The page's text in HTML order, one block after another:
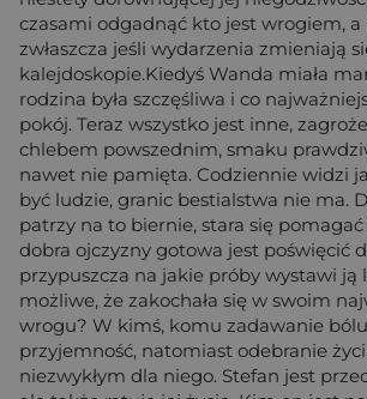
czasami odgadnąć kto jest wrogiem,
zwłaszcza jeśli wydarzenia zmieniają
kalejdoskopie.Kiedyś Wanda miała
rodzina była szczęśliwa i co
pokój. Teraz wszystko jest inne,
chlebem powszednim, smaku
nawet nie pamięta. Codziennie widzi
być ludzie, granic bestialstwa nie ma.
patrzy na to biernie, stara się
dobra ojczyzny gotowa jest poświęcić
przypuszcza na jakie próby wystawi ją
możliwe, że zakochała się w swoim
wrogu? W kimś, komu zadawanie
przyjemność, natomiast odebranie
niezwykłym dla niego. Stefan jest